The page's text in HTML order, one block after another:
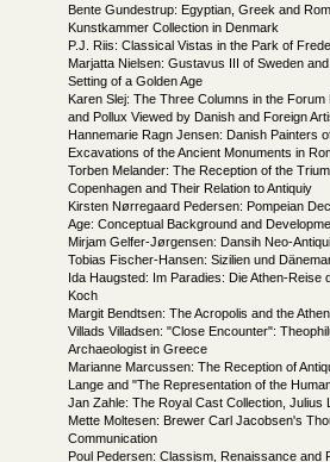
Bente Gundestrup: Egyptian, Greek and
Kunstkammer Collection in Denmark
P.J. Riis: Classical Vistas in the Park of
Marjatta Nielsen: Gustavus III of Sweden
Setting of a Golden Age
Karen Slej: The Three Columns in the
and Pollux Viewed by Danish and Foreign
Hannemarie Ragn Jensen: Danish Painters
Excavations of the Ancient Monuments in
Torben Melander: The Reception of the
Copenhagen and Their Relation to Antiquiy
Kirsten Nørregaard Pedersen: Pompeian
Age: Conceptual Background and
Mirjam Gelfer-Jørgensen: Dansih Neo-
Tobias Fischer-Hansen: Sizilien und
Ida Haugsted: Im Paradies: Die Athen-
Koch
Margit Bendtsen: The Acropolis and the
Villads Villadsen: "Close Encounter":
Archaeologist in Greece
Marianne Marcussen: The Reception of
Lange and "The Representation of the
Jan Zahle: The Royal Cast Collection, Julius
Mette Moltesen: Brewer Carl Jacobsen's
Communication
Poul Pedersen: Classism, Renaissance and